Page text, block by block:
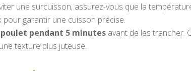
une surcuisson, assurez-vous que la
garantir une cuisson précise.
poulet pendant 5 minutes avant de les trancher.
texture plus juteuse.